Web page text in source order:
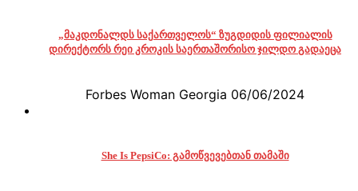
„მაკდონალდს საქართველოს“ ზუგდიდის ფილიალის
დირექტორს რეი კროკის საერთაშორისო ჯილდო გადაეცა
Forbes Woman Georgia 06/06/2024
She Is PepsiCo: გამოწვევებთან თამაში